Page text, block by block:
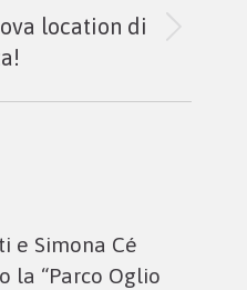
location di
e Simona Cé
la “Parco Oglio